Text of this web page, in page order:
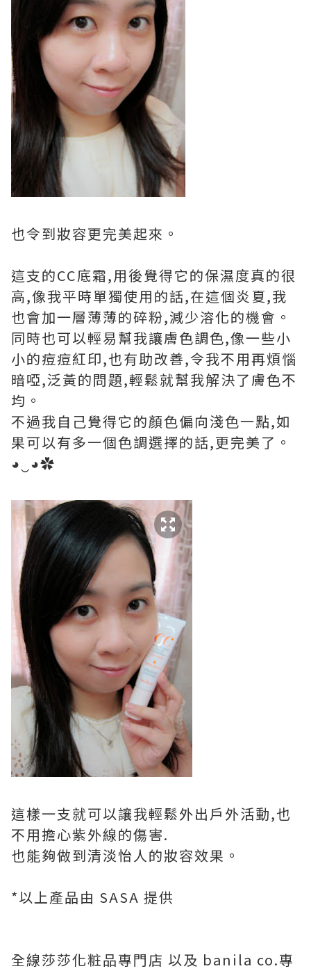
也令到妝容更完美起來。
這支的CC底霜,用後覺得它的保濕度真的很
高,像我平時單獨使用的話,在這個炎夏,我
也會加一層薄薄的碎粉,減少溶化的機會。
同時也可以輕易幫我讓膚色調色,像一些小
小的痘痘紅印,也有助改善,令我不用再煩惱
暗啞,泛黃的問題,輕鬆就幫我解決了膚色不
均。
不過我自己覺得它的顏色偏向淺色一點,如
果可以有多一個色調選擇的話,更完美了。
◕‿◕✿
這樣一支就可以讓我輕鬆外出戶外活動,也
不用擔心紫外線的傷害.
也能夠做到清淡怡人的妝容效果。
*以上產品由 SASA 提供
全線莎莎化粧品專門店 以及 banila co.專